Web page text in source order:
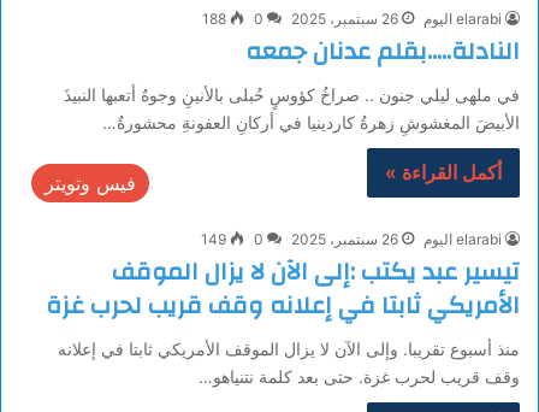
elarabi اليوم 26 سبتمبر، 2025 0
188
النادلة…..بقلم عدنان جمعه
في ملهى ليلي جنون .. صراخُ كؤوسٍ حُبلى بالأنينِ وجوهٌ أتعبها النبيذَ
الأبيضَ المغشوشِ زهرةُ كاردينيا في أركانِ العفونةِ محشورةٌ…
أكمل القراءة » فيس وتويتر
elarabi اليوم 26 سبتمبر، 2025 0
149
تيسير عبد يكتب :إلى الآن لا يزال الموقف
الأمريكي ثابتا في إعلانه وقف قريب لحرب غزة
منذ أسبوع تقريبا. وإلى الآن لا يزال الموقف الأمريكي ثابتا في إعلانه
وقف قريب لحرب غزة. حتى بعد كلمة نتنياهو…